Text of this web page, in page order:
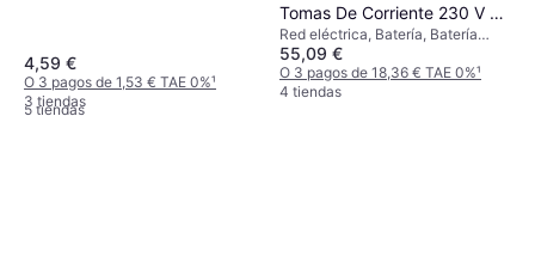
1000 V AC
65,35 €
O 3 pagos de 21,78 € TAE 0%
5 tiendas
4,59 €
O 3 pagos de 1,53 € TAE 0%¹
3 tiendas
Tomas De Corriente 230 V Ca
Cat II (45220)
Red eléctrica, Batería, Batería
desechable
55,09 €
O 3 pagos de 18,36 € TAE 0%¹
4 tiendas